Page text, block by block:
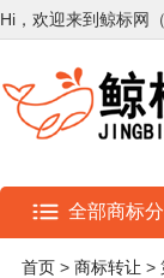
Hi，欢迎来到鲸标网
全部商标
首页 > 商标转让 >